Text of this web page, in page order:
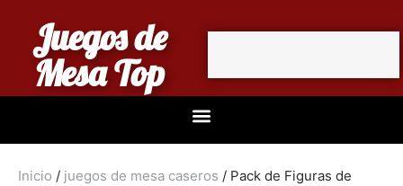
Juegos de
Mesa Top
Inicio / juegos de mesa caseros / Pack de Figuras de